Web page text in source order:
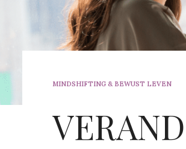
MINDSHIFTING & BEWUST LEVEN